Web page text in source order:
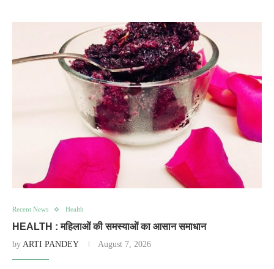
Recent News Health
HEALTH : महिलाओं की समस्‍याओं का आसान समाधान
by ARTI PANDEY August 7, 2026